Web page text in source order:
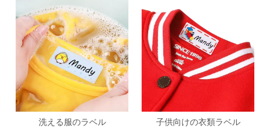
洗える服のラベル 子供向けの衣類ラベル